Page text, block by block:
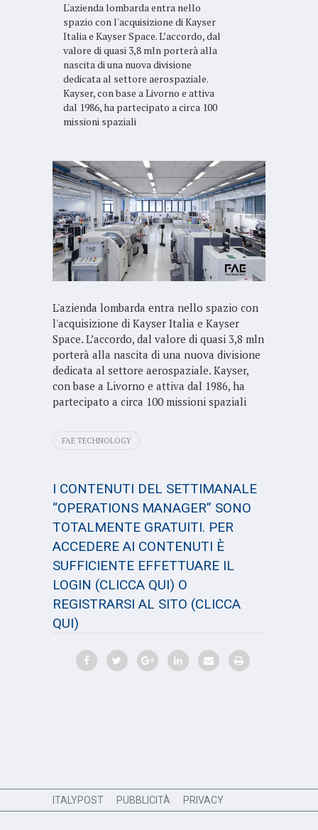
L'azienda lombarda entra nello
spazio con l'acquisizione di Kayser
Italia e Kayser Space. L’accordo, dal
valore di quasi 3,8 mln porterà alla
nascita di una nuova divisione
dedicata al settore aerospaziale.
Kayser, con base a Livorno e attiva
dal 1986, ha partecipato a circa 100
missioni spaziali
L'azienda lombarda entra nello spazio con
l'acquisizione di Kayser Italia e Kayser
Space. L’accordo, dal valore di quasi 3,8 mln
porterà alla nascita di una nuova divisione
dedicata al settore aerospaziale. Kayser,
con base a Livorno e attiva dal 1986, ha
partecipato a circa 100 missioni spaziali
FAE TECHNOLOGY
I CONTENUTI DEL SETTIMANALE
“OPERATIONS MANAGER” SONO
TOTALMENTE GRATUITI. PER
ACCEDERE AI CONTENUTI È
SUFFICIENTE EFFETTUARE IL
LOGIN (CLICCA QUI) O
REGISTRARSI AL SITO (CLICCA
QUI)
ITALYPOST PUBBLICITÀ PRIVACY